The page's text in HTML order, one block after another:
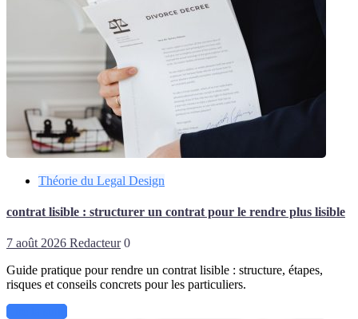
Théorie du Legal Design
contrat lisible : structurer un contrat pour le rendre plus lisible
7 août 2026 Redacteur 0
Guide pratique pour rendre un contrat lisible : structure, étapes,
risques et conseils concrets pour les particuliers.